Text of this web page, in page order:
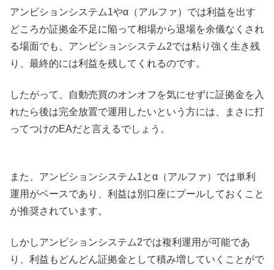
アンビションシステム1やα（アルファ）では利益を出す
どころか証拠金不足に陥って相場から退場を余儀なくされ
る場面でも、アンビションシステム2では粘り強く生き残
り、最終的には利益を残してくれるのです。
したがって、自動売買のオンオフを気にせずに証拠金を入
れたら後は完全放置で運用したいという方には、まさに打
ってつけのEAだと言えるでしょう。
また、アンビションシステム1とα（アルファ）では単利
運用がベースであり、利益は別口座にプールしておくこと
が推奨されています。
しかしアンビションシステム2では複利運用が可能であ
り、利益もどんどん証拠金として積み増していくことがで